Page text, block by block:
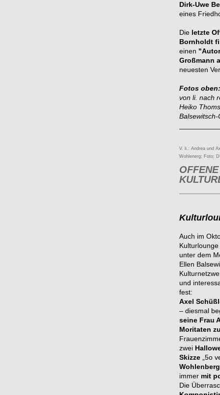
Dirk-Uwe
eines
Die letzte
Bornholdt
einen
Großmann
neuesten
Fotos
von li. nach
Heiko
V. li.: Andrea und
Wohlenerg; Foto:
OFFENE
Auch im
unter dem
Ellen
und
fest:
Axel
– diesmal
seine Frau
Moritaten
zwei
Skizze „5o
Wohlenberg
immer mit
Die